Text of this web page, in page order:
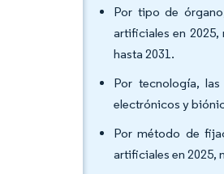
Por tipo de
artificiales en
hasta 2031.
Por tecnología,
electrónicos y
Por método de
artificiales en 2025,